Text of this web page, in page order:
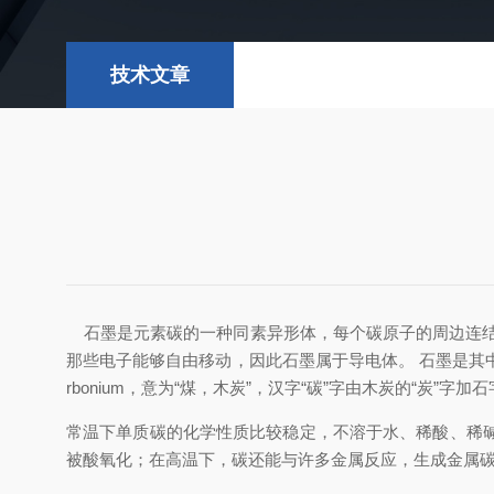
技术文章
石墨是元素碳的一种同素异形体，每个碳原子的周边
那些电子能够自由移动，因此石墨属于导电体。
石墨是其
rbonium ，意为“煤，木炭”，汉字“碳”字由木炭的“炭”字加
常温下单质碳的化学性质比较稳定，不溶于水、稀酸、
被酸氧化；在高温下，碳还能与许多金属反应，生成金属